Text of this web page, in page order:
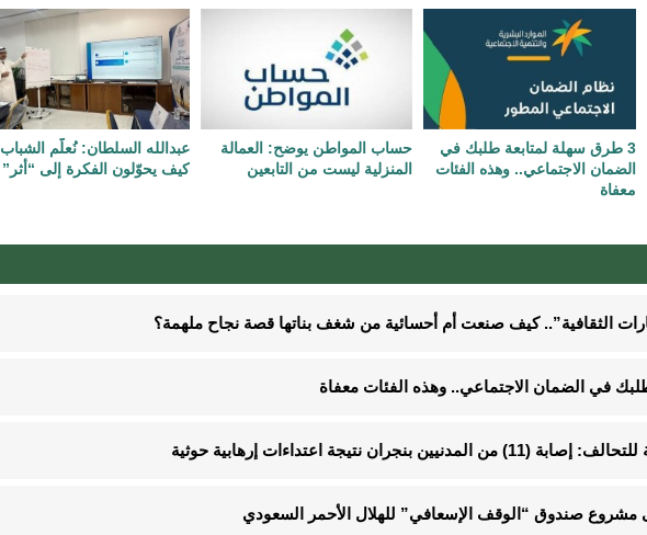
3 طرق سهلة لمتابعة طلبك في
الضمان الاجتماعي.. وهذه الفئات
معفاة
حساب المواطن يوضح: العمالة
المنزلية ليست من التابعين
عبدالله السلطان: نُعلّم الشباب
كيف يحوّلون الفكرة إلى “أثر”
الثقافية”.. كيف صنعت أم أحسائية من شغف بناتها قصة نجاح ملهمة؟
بنجران نتيجة اعتداءات إرهابية حوثية
مشروع صندوق “الوقف الإسعافي” للهلال الأحمر السعودي